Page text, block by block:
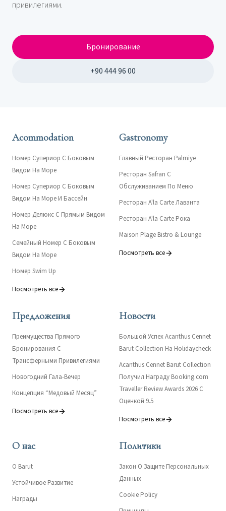
привилегиями.
Бронирование
+90 444 96 00
Acommodation
Номер Супериор С Боковым
Видом На Море
Номер Супериор С Боковым
Видом На Море И Бассейн
Номер Делюкс С Прямым Видом
На Море
Семейный Номер С Боковым
Видом На Море
Номер Swim Up
Посмотреть все
Gastronomy
Главный Ресторан Palmiye
Ресторан Safran С
Обслуживанием По Меню
Ресторан A'la Carte Лаванта
Ресторан A'la Carte Рока
Maison Plage Bistro & Lounge
Посмотреть все
Предложения
Преимущества Прямого
Бронирования С
Трансферными Привилегиями
Новогодний Гала-Вечер
Концепция “Медовый Месяц”
Посмотреть все
Новости
Большой Успех Acanthus Cennet
Barut Collection На Holidaycheck
Acanthus Cennet Barut Collection
Получил Награду Booking.com
Traveller Review Awards 2026 С
Оценкой 9.5
Посмотреть все
О нас
О Barut
Устойчивое Развитие
Награды
Политики
Закон О Защите Персональных
Данных
Cookie Policy